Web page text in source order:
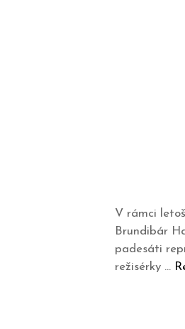
V rámci
Brundibár
padesáti
režisérky …